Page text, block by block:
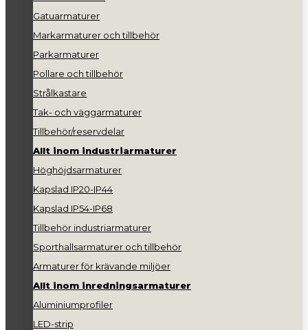
Gatuarmaturer
Markarmaturer och tillbehör
Parkarmaturer
Pollare och tillbehör
Strålkastare
Tak- och väggarmaturer
Tillbehör/reservdelar
Allt inom industriarmaturer
Höghöjdsarmaturer
Kapslad IP20-IP44
Kapslad IP54-IP68
Tillbehör industriarmaturer
Sporthallsarmaturer och tillbehör
Armaturer för krävande miljöer
Allt inom inredningsarmaturer
Aluminiumprofiler
LED-strip